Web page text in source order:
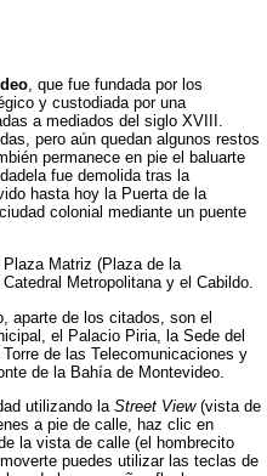
, que fue fundada por los
y custodiada por una
a mediados del siglo XVIII.
pero aún quedan algunos restos
permanece en pie el baluarte
fue demolida tras la
hasta hoy la Puerta de la
colonial mediante un puente
Matriz (Plaza de la
Metropolitana y el Cabildo.
aparte de los citados, son el
el Palacio Piria, la Sede del
Torre de las Telecomunicaciones y
de la Bahía de Montevideo.
utilizando la Street View(vista de
a pie de calle, haz clic en
la vista de calle (el hombrecito
puedes utilizar las teclas de